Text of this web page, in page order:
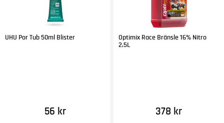
UHU Por Tub 50ml Blister
56 kr
Optimix Race Bränsle 16% Nitro
2,5L
378 kr